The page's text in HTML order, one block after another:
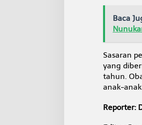
Baca
Sasaran
yang
tahun.
anak-
Reporter: